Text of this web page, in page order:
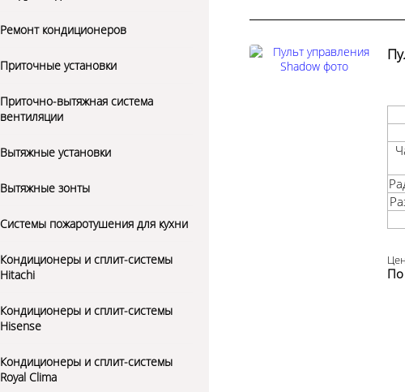
Ремонт кондиционеров
Приточные установки
Приточно-вытяжная система
вентиляции
Вытяжные установки
Вытяжные зонты
Системы пожаротушения для кухни
Кондиционеры и сплит-системы
Hitachi
Кондиционеры и сплит-системы
Hisense
Кондиционеры и сплит-системы
Royal Clima
По